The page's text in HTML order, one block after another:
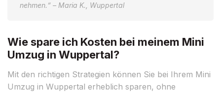
nehmen.“ – Maria K., Wuppertal
Wie spare ich Kosten bei meinem Mini
Umzug in Wuppertal?
Mit den richtigen Strategien können Sie bei Ihrem Mini
Umzug in Wuppertal erheblich sparen, ohne